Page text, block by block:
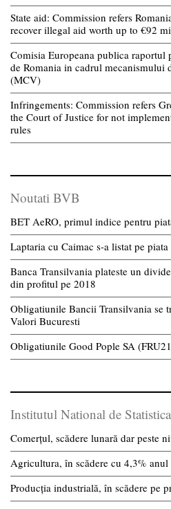
State aid: Commission refers
recover illegal aid worth up to €92
Comisia Europeana publica
de Romania in cadrul mecanismului
(MCV)
Infringements: Commission refers
the Court of Justice for not
rules
Noutati BVB
BET AeRO, primul indice pentru
Laptaria cu Caimac s-a listat pe
Banca Transilvania plateste un
din profitul pe 2018
Obligatiunile Bancii Transilvania se
Valori Bucuresti
Obligatiunile Good Pople SA
Institutul National de Statistica
Comerțul, scădere lunară dar peste
Agricultura, în scădere cu 4,3% anul
Producția industrială, în scădere pe